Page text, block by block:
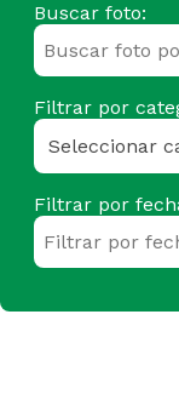
Buscar foto:
Filtrar por
Filtrar por